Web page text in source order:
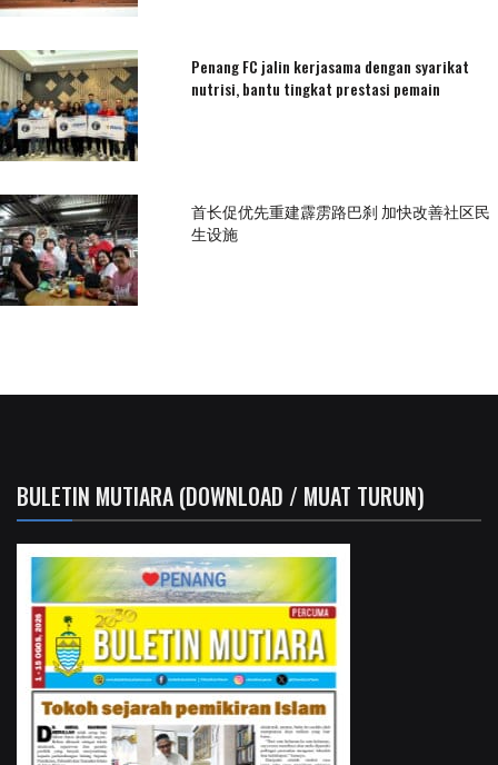
Penang FC jalin kerjasama dengan syarikat
nutrisi, bantu tingkat prestasi pemain
首长促优先重建霹雳路巴刹 加快改善社区民
生设施
BULETIN MUTIARA (DOWNLOAD / MUAT TURUN)